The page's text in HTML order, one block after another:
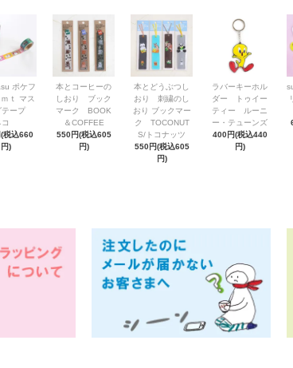
ポケフ
ｔ マス
テープ
コ
税込660
円)
本とコーヒーの
しおり ブック
マーク BOOK
＆COFFEE
550円(税込605
円)
本とどうぶつし
おり 刺繍のし
おり ブックマー
ク TOCONUT
S/トコナッツ
550円(税込605
円)
ラバーキーホル
ダー トゥイー
ティー ルーニ
ー・テューンズ
400円(税込440
円)